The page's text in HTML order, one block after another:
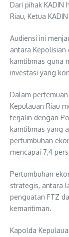
Dari pihak KADIN
Riau, Ketua
Audiensi ini
antara Kepolisian
kamtibmas guna
investasi yang
Dalam
Kepulauan Riau
terjalin dengan
kamtibmas yang
pertumbuhan
mencapai 7,4
Pertumbuhan
strategis, antara
penguatan FTZ
kemaritiman.
Kapolda